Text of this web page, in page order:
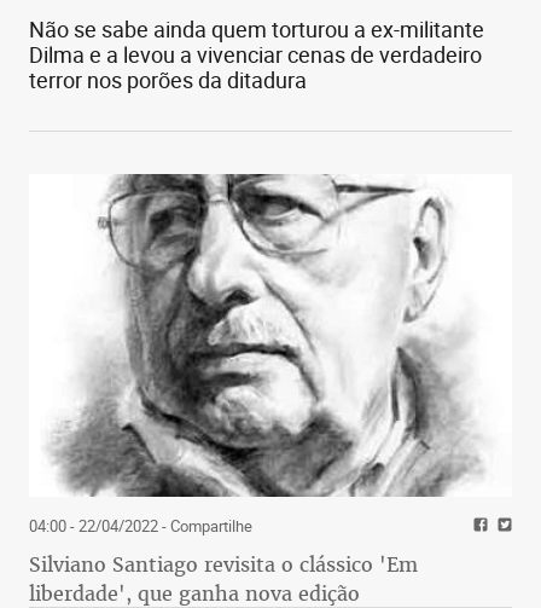
Não se sabe ainda quem torturou a ex-militante
Dilma e a levou a vivenciar cenas de verdadeiro
terror nos porões da ditadura
04:00 - 22/04/2022- Compartilhe
Silviano Santiago revisita o clássico 'Em
liberdade', que ganha nova edição